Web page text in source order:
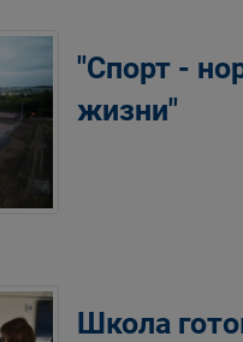
"Спорт -
жизни"
Школа